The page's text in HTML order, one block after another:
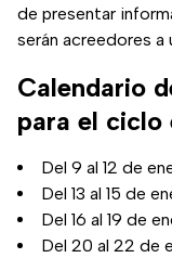
de presentar
serán acreedores a
Calendario
para el
Del 9 al 12 de
Del 13 al 15 de
Del 16 al 19 de
Del 20 al 22 de